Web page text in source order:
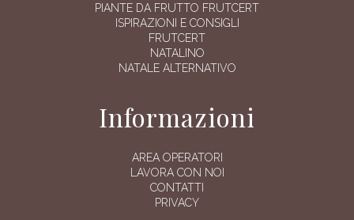
PIANTE DA FRUTTO FRUTCERT
ISPIRAZIONI E CONSIGLI
FRUTCERT
NATALINO
NATALE ALTERNATIVO
Informazioni
AREA OPERATORI
LAVORA CON NOI
CONTATTI
PRIVACY